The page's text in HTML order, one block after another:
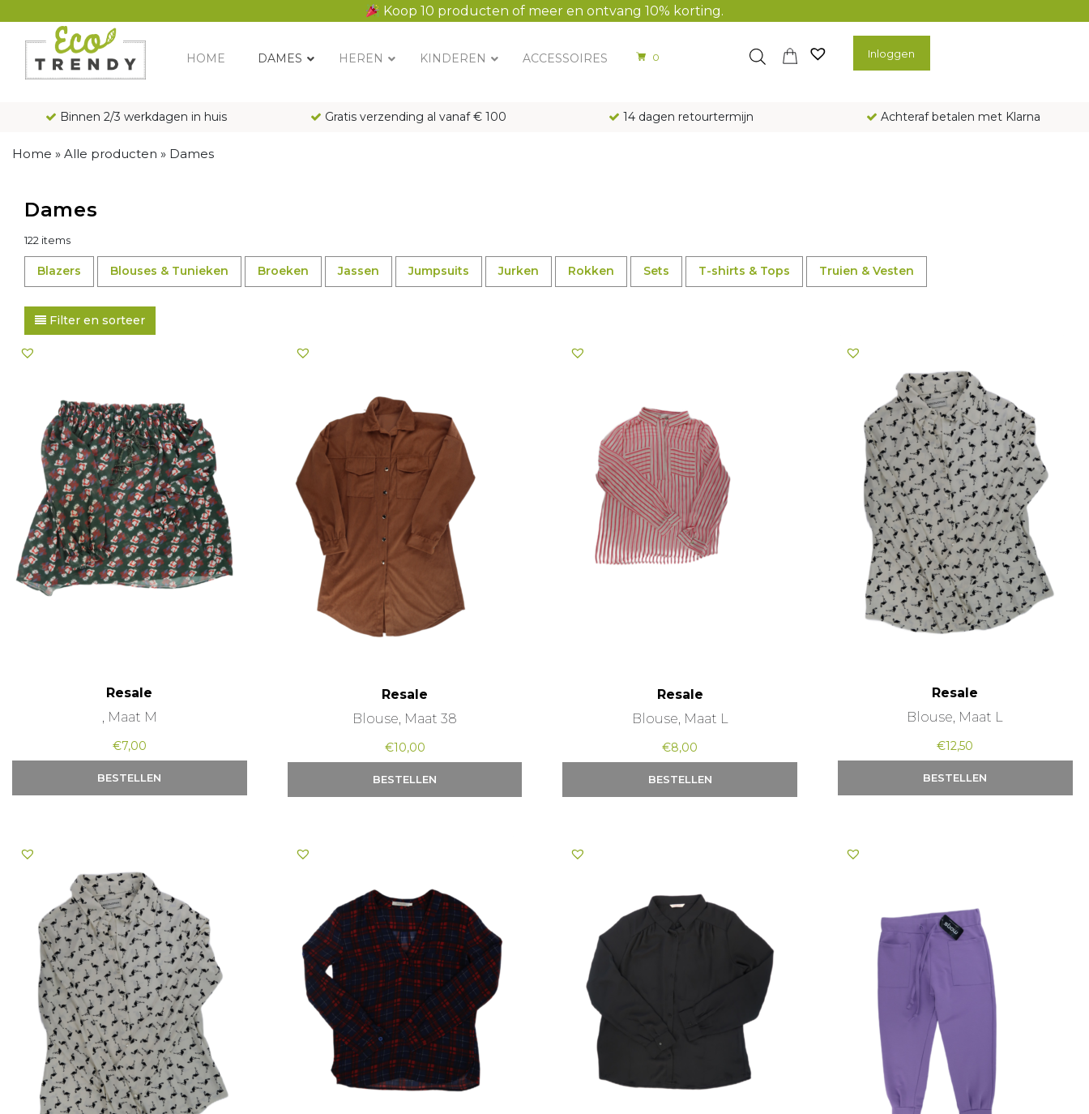
Koop 10 producten of meer en ontvang 10% korting.
Main Navigation
HOME DAMES HEREN KINDEREN ACCESSOIRES 0 Inloggen
Binnen 2/3 werkdagen in huis Gratis verzending al vanaf € 100 14 dagen retourtermijn Achteraf betalen met Klarna
Home » Alle producten » Dames
Dames
122 items
Blazers Blouses & Tunieken Broeken Jassen Jumpsuits Jurken Rokken Sets T-shirts & Tops Truien & Vesten
Filter en sorteer
Resale
, Maat M
€7,00
BESTELLEN
Resale
Blouse, Maat 38
€10,00
BESTELLEN
Resale
Blouse, Maat L
€8,00
BESTELLEN
Resale
Blouse, Maat L
€12,50
BESTELLEN